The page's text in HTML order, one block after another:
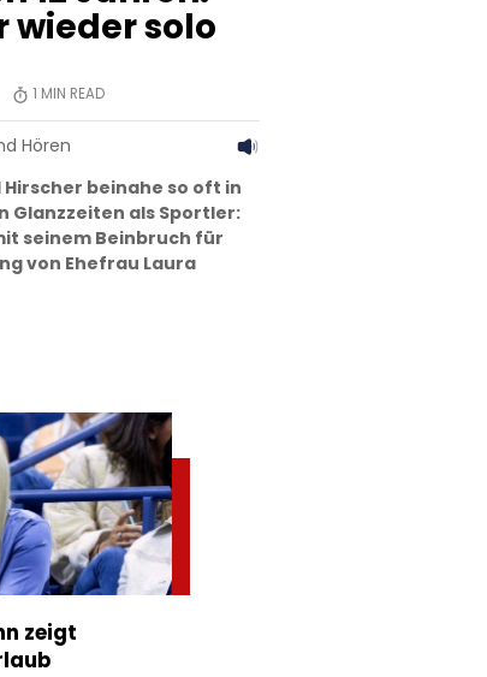
wieder solo
1 MIN READ
Hören
beinahe so oft in
Glanzzeiten als Sportler:
seinem Beinbruch für
von Ehefrau Laura
zeigt